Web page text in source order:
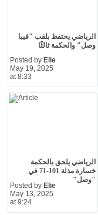
الرياضي يحتفظ بلقب "فيبا
وصل" والحكمة ثالثًا
Posted by Elie
May 19, 2025
at 8:33
الرياضي يلحق بالحكمة
خسارة مذلة 101-71 في
"وصل"
Posted by Elie
May 13, 2025
at 9:24